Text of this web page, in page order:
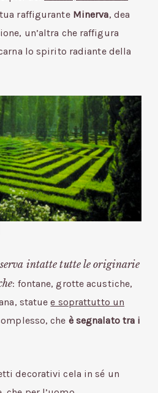
raffigurante Minerva, dea
un’altra che raffigura
lo spirito radiante della
intatte tutte le originarie
: fontane, grotte acustiche,
statuee soprattutto un
che è segnalato tra i
decorativi cela in sé un